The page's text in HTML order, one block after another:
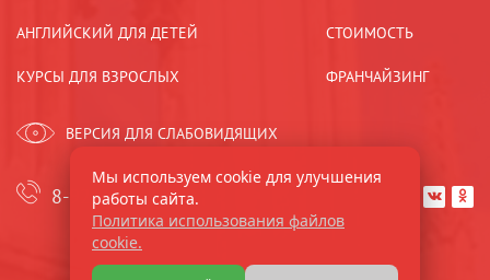
АНГЛИЙСКИЙ ДЛЯ ДЕТЕЙ
КУРСЫ ДЛЯ ВЗРОСЛЫХ
СТОИМОСТЬ
ФРАНЧАЙЗИНГ
ВЕРСИЯ ДЛЯ СЛАБОВИДЯЩИХ
8-921-44-33-533  
Мы используем cookie для улучшения
работы сайта.
Политика использования файлов
cookie.